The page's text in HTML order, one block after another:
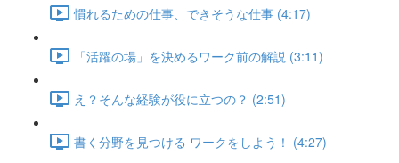
慣れるための仕事、できそうな仕事 (4:17)
「活躍の場」を決めるワーク前の解説 (3:11)
え？そんな経験が役に立つの？ (2:51)
書く分野を見つける ワークをしよう！ (4:27)